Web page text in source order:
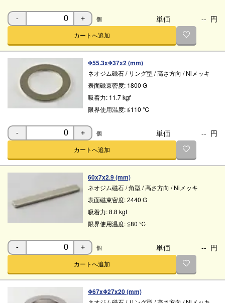
- ＋ 個 単価 -- 円
カートへ追加
Φ55.3xΦ37x2 (mm)
ネオジム磁石/ リング型 /高さ方向 / Niメッキ
表面磁束密度: 1800 G
吸着力: 11.7 kgf
限界使用温度:≦110 ℃
- ＋ 個 単価 -- 円
カートへ追加
60x7x2.9 (mm)
ネオジム磁石/角型 /高さ方向 / Niメッキ
表面磁束密度:2440 G
吸着力:8.8 kgf
限界使用温度:≦80 ℃
- ＋ 個 単価 -- 円
カートへ追加
Φ67xΦ27x20 (mm)